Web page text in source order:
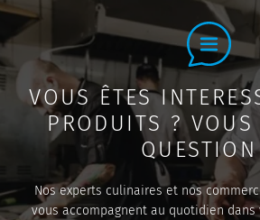
VOUS ÊTES
PRODUITS ? VOUS
Nos experts culinaires et nos
vous accompagnent au quotidien